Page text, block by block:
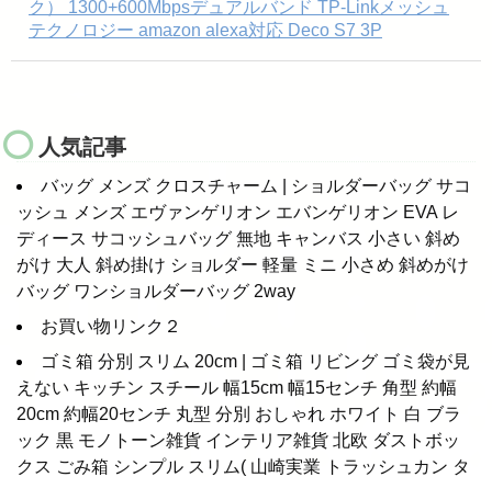
ク） 1300+600Mbpsデュアルバンド TP-Linkメッシュ
テクノロジー amazon alexa対応 Deco S7 3P
人気記事
バッグ メンズ クロスチャーム | ショルダーバッグ サコ
ッシュ メンズ エヴァンゲリオン エバンゲリオン EVA レ
ディース サコッシュバッグ 無地 キャンバス 小さい 斜め
がけ 大人 斜め掛け ショルダー 軽量 ミニ 小さめ 斜めがけ
バッグ ワンショルダーバッグ 2way
お買い物リンク２
ゴミ箱 分別 スリム 20cm | ゴミ箱 リビング ゴミ袋が見
えない キッチン スチール 幅15cm 幅15センチ 角型 約幅
20cm 約幅20センチ 丸型 分別 おしゃれ ホワイト 白 ブラ
ック 黒 モノトーン雑貨 インテリア雑貨 北欧 ダストボッ
クス ごみ箱 シンプル スリム( 山崎実業 トラッシュカン タ